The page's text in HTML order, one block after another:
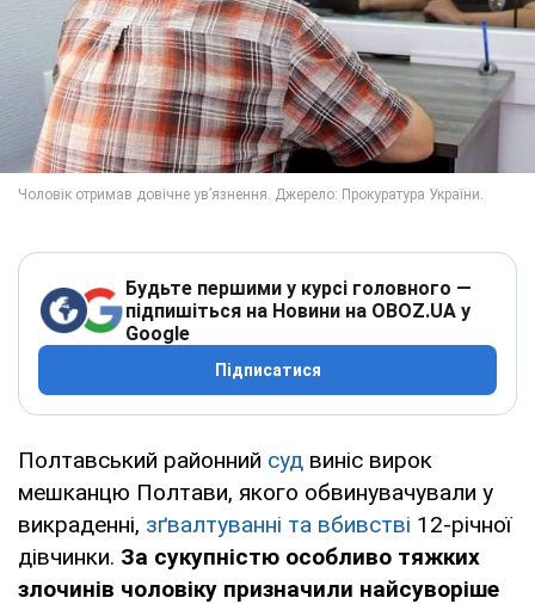
Будьте першими у курсі головного —
підпишіться на Новини на OBOZ.UA у
Google
Підписатися
Полтавський районний суд виніс вирок
мешканцю Полтави, якого обвинувачували у
викраденні, зґвалтуванні та вбивстві 12-річної
дівчинки. За сукупністю особливо тяжких
злочинів чоловіку призначили найсуворіше